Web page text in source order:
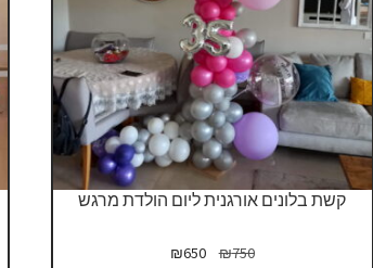
קשת בלונים אורגנית ליום הולדת מרגש
₪750
המחיר
₪650